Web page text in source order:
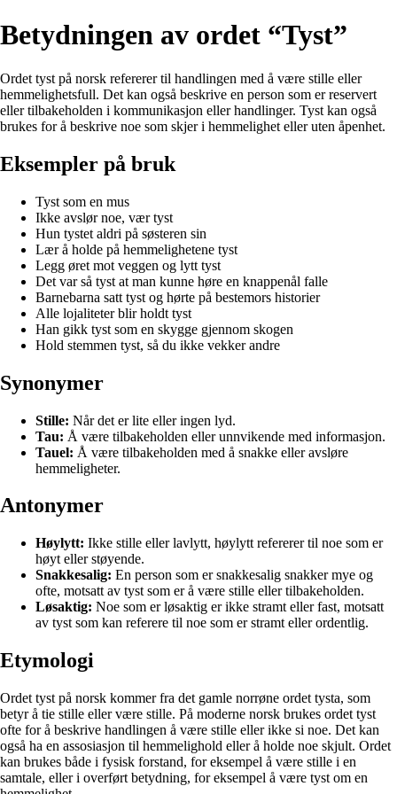
Betydningen av ordet “Tyst”
Ordet tyst på norsk refererer til handlingen med å være stille eller
hemmelighetsfull. Det kan også beskrive en person som er reservert
eller tilbakeholden i kommunikasjon eller handlinger. Tyst kan også
brukes for å beskrive noe som skjer i hemmelighet eller uten åpenhet.
Eksempler på bruk
Tyst som en mus
Ikke avslør noe, vær tyst
Hun tystet aldri på søsteren sin
Lær å holde på hemmelighetene tyst
Legg øret mot veggen og lytt tyst
Det var så tyst at man kunne høre en knappenål falle
Barnebarna satt tyst og hørte på bestemors historier
Alle lojaliteter blir holdt tyst
Han gikk tyst som en skygge gjennom skogen
Hold stemmen tyst, så du ikke vekker andre
Synonymer
Stille: Når det er lite eller ingen lyd.
Tau: Å være tilbakeholden eller unnvikende med informasjon.
Tauel: Å være tilbakeholden med å snakke eller avsløre
hemmeligheter.
Antonymer
Høylytt: Ikke stille eller lavlytt, høylytt refererer til noe som er
høyt eller støyende.
Snakkesalig: En person som er snakkesalig snakker mye og
ofte, motsatt av tyst som er å være stille eller tilbakeholden.
Løsaktig: Noe som er løsaktig er ikke stramt eller fast, motsatt
av tyst som kan referere til noe som er stramt eller ordentlig.
Etymologi
Ordet tyst på norsk kommer fra det gamle norrøne ordet tysta, som
betyr å tie stille eller være stille. På moderne norsk brukes ordet tyst
ofte for å beskrive handlingen å være stille eller ikke si noe. Det kan
også ha en assosiasjon til hemmelighold eller å holde noe skjult. Ordet
kan brukes både i fysisk forstand, for eksempel å være stille i en
samtale, eller i overført betydning, for eksempel å være tyst om en